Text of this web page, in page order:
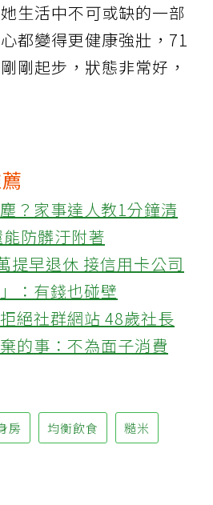
生活中不可或缺的一部
都變得更健康強壯，71
剛起步，狀態非常好，
？家事達人教1分鐘清
防髒汙附著
提早退休 接信用卡公司
：有錢也碰壁
絕社群網站 48歲社長
的事：不為面子消費
房 均衡飲食 糙米